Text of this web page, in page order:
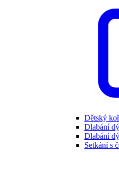
Dětský
Dlabání
Dlabání
Setkání s